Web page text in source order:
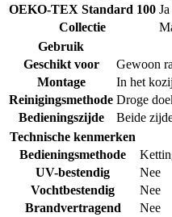
OEKO-TEX Standard 100 Ja
Collectie
Gebruik
Geschikt voor
Gewoon
Montage
In het
Reinigingsmethode Droge
Bedieningszijde
Beide
Technische kenmerken
Bedieningsmethode
UV-bestendig
Nee
Vochtbestendig
Nee
Brandvertragend
Nee